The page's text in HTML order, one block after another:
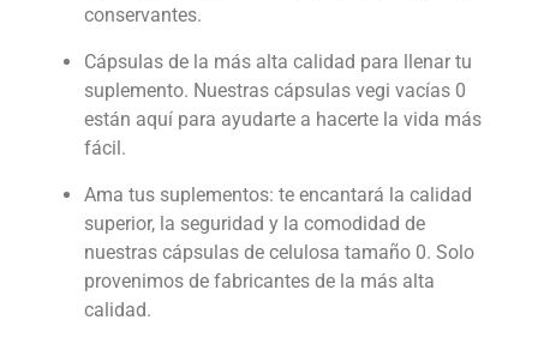
conservantes.
Cápsulas de la más alta calidad para llenar tu
suplemento. Nuestras cápsulas vegi vacías 0
están aquí para ayudarte a hacerte la vida más
fácil.
Ama tus suplementos: te encantará la calidad
superior, la seguridad y la comodidad de
nuestras cápsulas de celulosa tamaño 0. Solo
provenimos de fabricantes de la más alta
calidad.